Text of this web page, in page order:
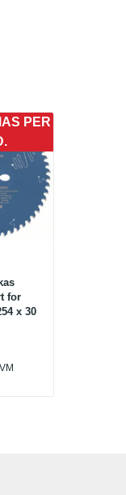
PER
for
x 30